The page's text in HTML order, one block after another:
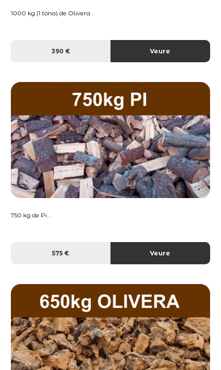
1000 kg (1 tona) de Olivera...
390 € Veure
750 kg de Pi...
575 € Veure